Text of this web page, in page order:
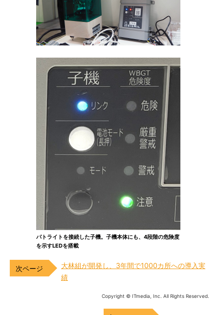
パトライトを接続した子機。子機本体にも、4段階の危険度
を示すLEDを搭載
大林組が開発し、3年間で1000カ所への導入実
績
Copyright © ITmedia, Inc. All Rights Reserved.